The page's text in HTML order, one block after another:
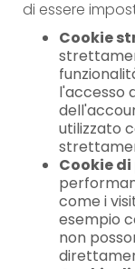
di essere
Cookie
l'accesso
utilizzato
Cookie
come i
esempio
non